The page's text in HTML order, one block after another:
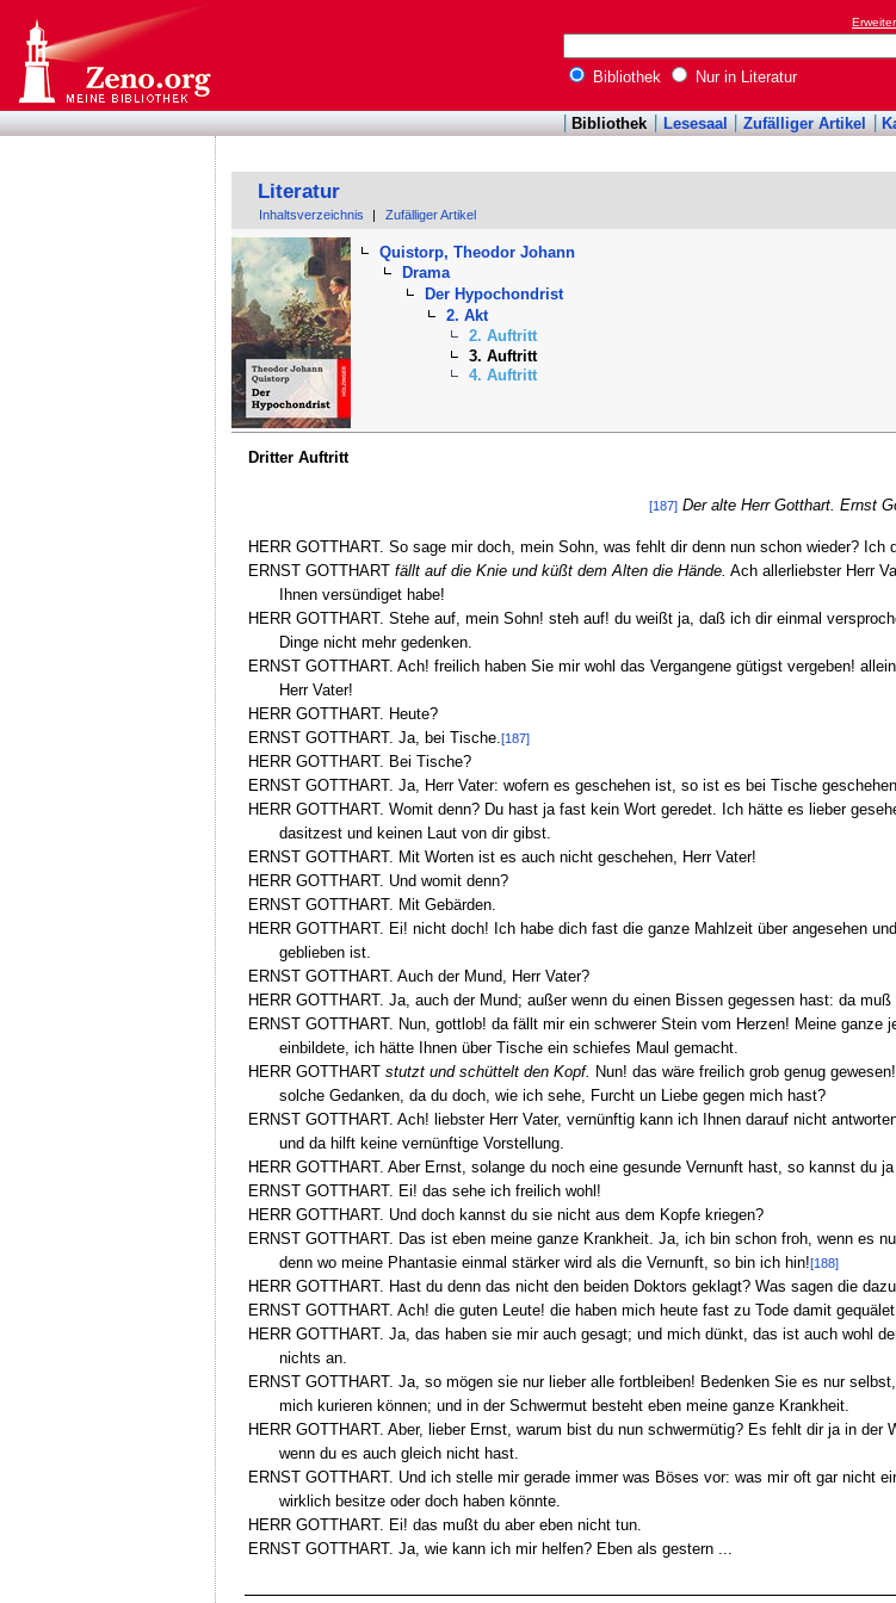
Bibliothek Nur in Literatur
Bibliothek Lesesaal Zufälliger Artikel
Literatur
Inhaltsverzeichnis Zufälliger Artikel
Quistorp, Theodor Johann
Drama
Der Hypochondrist
2. Akt
2. Auftritt
3. Auftritt
4. Auftritt
Dritter Auftritt
[187] Der alte Herr Gotthart. Ernst
HERR GOTTHART. So sage mir doch, mein Sohn, was fehlt dir denn nun schon wieder?
ERNST GOTTHART fällt auf die Knie und küßt dem Alten die Hände. Ach allerliebster Herr
Ihnen versündiget habe!
HERR GOTTHART. Stehe auf, mein Sohn! steh auf! du weißt ja, daß ich dir einmal
Dinge nicht mehr gedenken.
ERNST GOTTHART. Ach! freilich haben Sie mir wohl das Vergangene gütigst vergeben!
Herr Vater!
HERR GOTTHART. Heute?
ERNST GOTTHART. Ja, bei Tische.[187]
HERR GOTTHART. Bei Tische?
ERNST GOTTHART. Ja, Herr Vater: wofern es geschehen ist, so ist es bei Tische
HERR GOTTHART. Womit denn? Du hast ja fast kein Wort geredet. Ich hätte es lieber
dasitzest und keinen Laut von dir gibst.
ERNST GOTTHART. Mit Worten ist es auch nicht geschehen, Herr Vater!
HERR GOTTHART. Und womit denn?
ERNST GOTTHART. Mit Gebärden.
HERR GOTTHART. Ei! nicht doch! Ich habe dich fast die ganze Mahlzeit über angesehen
geblieben ist.
ERNST GOTTHART. Auch der Mund, Herr Vater?
HERR GOTTHART. Ja, auch der Mund; außer wenn du einen Bissen gegessen hast: da
ERNST GOTTHART. Nun, gottlob! da fällt mir ein schwerer Stein vom Herzen! Meine ganze
einbildete, ich hätte Ihnen über Tische ein schiefes Maul gemacht.
HERR GOTTHART stutzt und schüttelt den Kopf. Nun! das wäre freilich grob genug
solche Gedanken, da du doch, wie ich sehe, Furcht un Liebe gegen mich hast?
ERNST GOTTHART. Ach! liebster Herr Vater, vernünftig kann ich Ihnen darauf nicht
und da hilft keine vernünftige Vorstellung.
HERR GOTTHART. Aber Ernst, solange du noch eine gesunde Vernunft hast, so kannst du
ERNST GOTTHART. Ei! das sehe ich freilich wohl!
HERR GOTTHART. Und doch kannst du sie nicht aus dem Kopfe kriegen?
ERNST GOTTHART. Das ist eben meine ganze Krankheit. Ja, ich bin schon froh, wenn es
denn wo meine Phantasie einmal stärker wird als die Vernunft, so bin ich hin![188]
HERR GOTTHART. Hast du denn das nicht den beiden Doktors geklagt? Was sagen die
ERNST GOTTHART. Ach! die guten Leute! die haben mich heute fast zu Tode damit
HERR GOTTHART. Ja, das haben sie mir auch gesagt; und mich dünkt, das ist auch wohl
nichts an.
ERNST GOTTHART. Ja, so mögen sie nur lieber alle fortbleiben! Bedenken Sie es nur
mich kurieren können; und in der Schwermut besteht eben meine ganze Krankheit.
HERR GOTTHART. Aber, lieber Ernst, warum bist du nun schwermütig? Es fehlt dir ja in
wenn du es auch gleich nicht hast.
ERNST GOTTHART. Und ich stelle mir gerade immer was Böses vor: was mir oft gar nicht
wirklich besitze oder doch haben könnte.
HERR GOTTHART. Ei! das mußt du aber eben nicht tun.
ERNST GOTTHART. Ja, wie kann ich mir helfen? Eben als gestern ...